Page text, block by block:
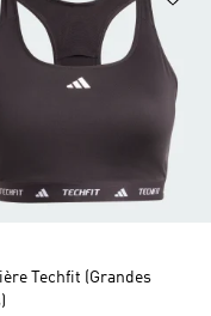
Techfit (Grandes